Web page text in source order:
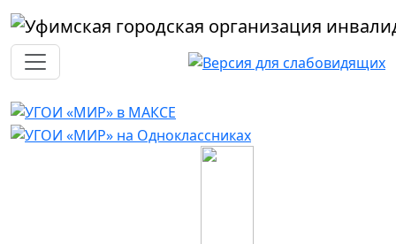
Перейти к основному содержанию